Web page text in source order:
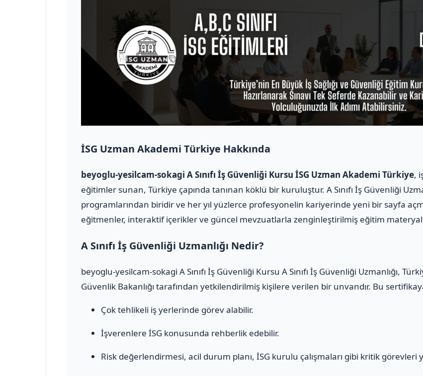
İSG Uzman Akademi Türkiye Hakkında
beyoglu-yesilcam-sokagi A Sınıfı İş Güvenliği Kursu İSG Uzman Akademi Türkiye,
eğitimler sunan, Türkiye çapında tanınan köklü bir kuruluştur. A Sınıfı İş Güvenliği
programlarından biridir ve her yıl yüzlerce profesyonelin kariyerinde yeni bir sayfa
eğitmenler, interaktif içerikler ve güncel mevzuatlarla zenginleştirilmiş eğitim
A Sınıfı İş Güvenliği Uzmanlığı Nedir?
beyoglu-yesilcam-sokagi A Sınıfı İş Güvenliği Kursu A Sınıfı İş Güvenliği Uzmanlığı,
Güvenlik Bakanlığı tarafından yetkilendirilmiş kişilere verilen bir unvandır. Bu
Çok tehlikeli iş yerlerinde görev alabilir.
İşverenlere İSG konusunda rehberlik edebilir.
Risk değerlendirmesi, acil durum planı, İSG kurulu çalışmaları gibi kritik görevleri